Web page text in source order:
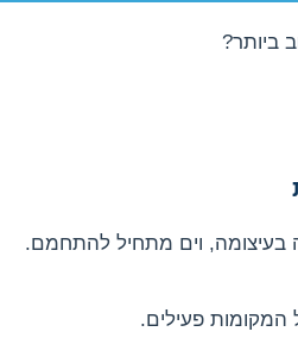
ביותר?
המקומות פעילים.